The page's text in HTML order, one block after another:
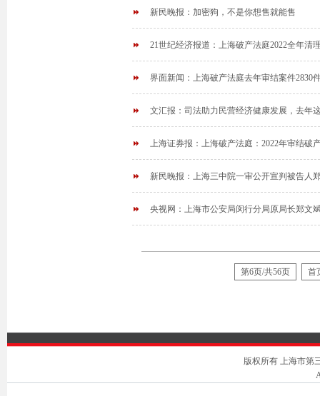
新民晚报：加密狗，不是你想售就能售
21世纪经济报道：上海破产法庭2022全年清
界面新闻：上海破产法庭去年审结案件2830
文汇报：司法助力民营经济健康发展，去年
上海证券报：上海破产法庭：2022年审结破
新民晚报：上海三中院一审公开宣判被告人
央视网：上海市公安局闵行分局原局长郑文
第6页/共56页 首
版权所有 上海市第